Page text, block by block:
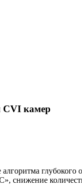
CVI камер
снижение